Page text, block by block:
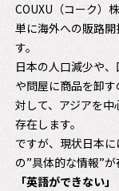
COUXU（コーク）
単に海外への販路
す。
日本の人口減少や
や問屋に商品を卸す
対して、アジアを
存在します。
ですが、現状日本
の”具体的な情報”が
「英語ができない」